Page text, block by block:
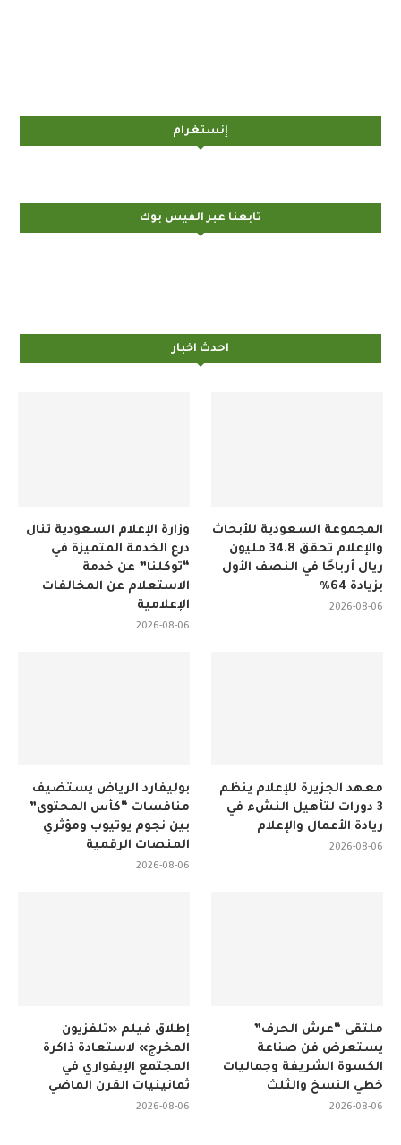
إنستغرام
تابعنا عبر الفيس بوك
احدث اخبار
وزارة الإعلام السعودية تنال
درع الخدمة المتميزة في
“توكلنا” عن خدمة
الاستعلام عن المخالفات
الإعلامية
2026-08-06
المجموعة السعودية للأبحاث
والإعلام تحقق 34.8 مليون
ريال أرباحًا في النصف الأول
بزيادة 64%
2026-08-06
بوليفارد الرياض يستضيف
منافسات “كأس المحتوى”
بين نجوم يوتيوب ومؤثري
المنصات الرقمية
2026-08-06
معهد الجزيرة للإعلام ينظم
3 دورات لتأهيل النشء في
ريادة الأعمال والإعلام
2026-08-06
إطلاق فيلم «تلفزيون
المخرج» لاستعادة ذاكرة
المجتمع الإيفواري في
ثمانينيات القرن الماضي
2026-08-06
ملتقى “عرش الحرف”
يستعرض فن صناعة
الكسوة الشريفة وجماليات
خطي النسخ والثلث
2026-08-06